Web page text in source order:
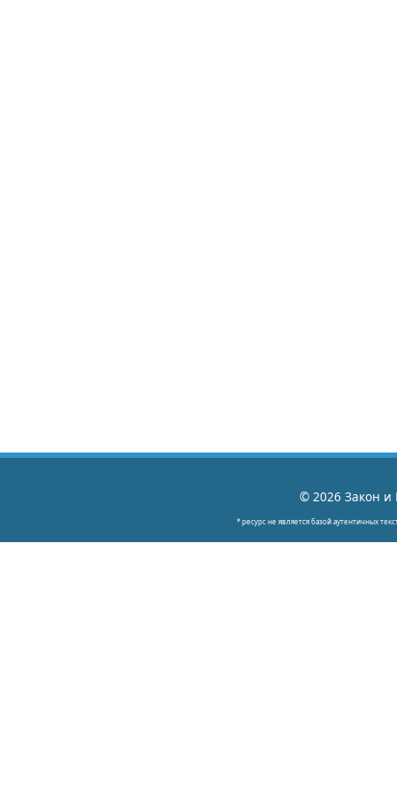
© 2026 Закон и
* ресурс не является базой аутентичных